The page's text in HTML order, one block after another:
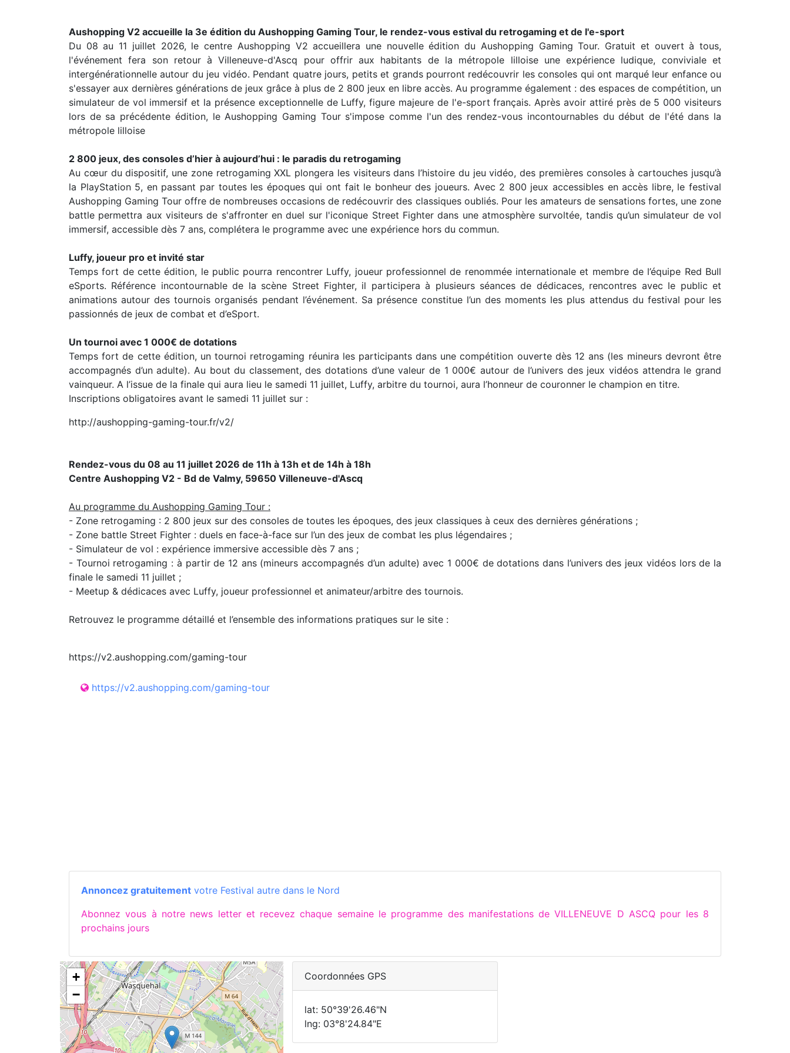
Aushopping V2 accueille la 3e édition du Aushopping Gaming Tour, le rendez-vous estival du retrogaming et de l'e-sport
Du 08 au 11 juillet 2026, le centre Aushopping V2 accueillera une nouvelle édition du Aushopping Gaming Tour. Gratuit et ouvert à tous,
l'événement fera son retour à Villeneuve-d'Ascq pour offrir aux habitants de la métropole lilloise une expérience ludique, conviviale et
intergénérationnelle autour du jeu vidéo. Pendant quatre jours, petits et grands pourront redécouvrir les consoles qui ont marqué leur enfance ou
s'essayer aux dernières générations de jeux grâce à plus de 2 800 jeux en libre accès. Au programme également : des espaces de compétition, un
simulateur de vol immersif et la présence exceptionnelle de Luffy, figure majeure de l'e-sport français. Après avoir attiré près de 5 000 visiteurs
lors de sa précédente édition, le Aushopping Gaming Tour s'impose comme l'un des rendez-vous incontournables du début de l'été dans la
métropole lilloise
2 800 jeux, des consoles d’hier à aujourd’hui : le paradis du retrogaming
Au cœur du dispositif, une zone retrogaming XXL plongera les visiteurs dans l’histoire du jeu vidéo, des premières consoles à cartouches jusqu’à
la PlayStation 5, en passant par toutes les époques qui ont fait le bonheur des joueurs. Avec 2 800 jeux accessibles en accès libre, le festival
Aushopping Gaming Tour offre de nombreuses occasions de redécouvrir des classiques oubliés. Pour les amateurs de sensations fortes, une zone
battle permettra aux visiteurs de s'affronter en duel sur l'iconique Street Fighter dans une atmosphère survoltée, tandis qu’un simulateur de vol
immersif, accessible dès 7 ans, complétera le programme avec une expérience hors du commun.
Luffy, joueur pro et invité star
Temps fort de cette édition, le public pourra rencontrer Luffy, joueur professionnel de renommée internationale et membre de l’équipe Red Bull
eSports. Référence incontournable de la scène Street Fighter, il participera à plusieurs séances de dédicaces, rencontres avec le public et
animations autour des tournois organisés pendant l’événement. Sa présence constitue l’un des moments les plus attendus du festival pour les
passionnés de jeux de combat et d’eSport.
Un tournoi avec 1 000€ de dotations
Temps fort de cette édition, un tournoi retrogaming réunira les participants dans une compétition ouverte dès 12 ans (les mineurs devront être
accompagnés d’un adulte). Au bout du classement, des dotations d’une valeur de 1 000€ autour de l’univers des jeux vidéos attendra le grand
vainqueur. A l’issue de la finale qui aura lieu le samedi 11 juillet, Luffy, arbitre du tournoi, aura l’honneur de couronner le champion en titre.
Inscriptions obligatoires avant le samedi 11 juillet sur :
http://aushopping-gaming-tour.fr/v2/
Rendez-vous du 08 au 11 juillet 2026 de 11h à 13h et de 14h à 18h
Centre Aushopping V2 - Bd de Valmy, 59650 Villeneuve-d'Ascq
Au programme du Aushopping Gaming Tour :
- Zone retrogaming : 2 800 jeux sur des consoles de toutes les époques, des jeux classiques à ceux des dernières générations ;
- Zone battle Street Fighter : duels en face-à-face sur l’un des jeux de combat les plus légendaires ;
- Simulateur de vol : expérience immersive accessible dès 7 ans ;
- Tournoi retrogaming : à partir de 12 ans (mineurs accompagnés d’un adulte) avec 1 000€ de dotations dans l’univers des jeux vidéos lors de la
finale le samedi 11 juillet ;
- Meetup & dédicaces avec Luffy, joueur professionnel et animateur/arbitre des tournois.
Retrouvez le programme détaillé et l’ensemble des informations pratiques sur le site :
https://v2.aushopping.com/gaming-tour
https://v2.aushopping.com/gaming-tour
Annoncez gratuitement votre Festival autre dans le Nord
Abonnez vous à notre news letter et recevez chaque semaine le programme des manifestations de VILLENEUVE D ASCQ pour les 8
prochains jours
+
−
Coordonnées GPS
lat: 50°39'26.46"N
lng: 03°8'24.84"E